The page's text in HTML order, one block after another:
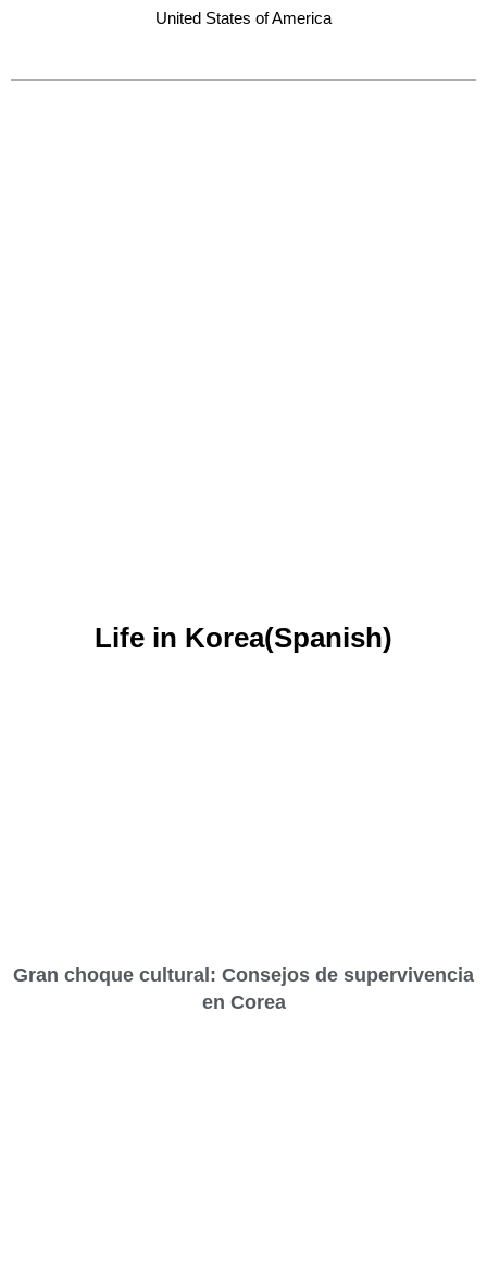
United States of America
Life in Korea(Spanish)
Gran choque cultural: Consejos de supervivencia
en Corea